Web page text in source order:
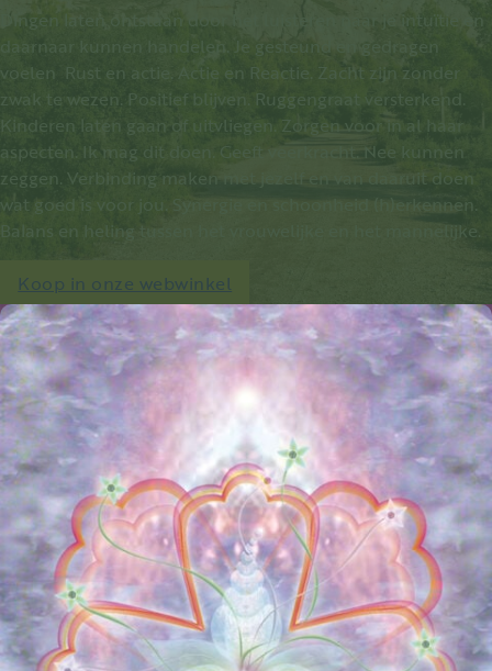
Dingen laten ontstaan door het luisteren naar je intuïtie en
daarnaar kunnen handelen. Je gesteund en gedragen
voelen Rust en actie. Actie en Reactie. Zacht zijn zonder
zwak te wezen. Positief blijven. Ruggengraat versterkend.
Kinderen laten gaan of uitvliegen. Zorgen voor in al haar
aspecten. Ik mag dit doen. Geeft veerkracht. Nee kunnen
zeggen. Verbinding maken met jezelf en van daaruit doen
wat goed is voor jou. Synergie en schoonheid (h)erkennen.
Balans en heling tussen het vrouwelijke en het mannelijke.
Koop in onze webwinkel